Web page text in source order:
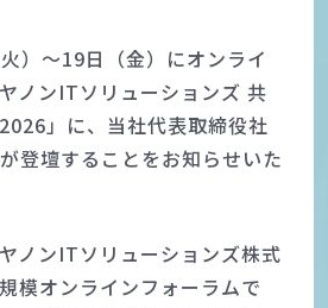
）〜19日（金）にオンライ
ノンITソリューションズ 共
」に、当社代表取締役社
登壇することをお知らせいた
ノンITソリューションズ株式
模オンラインフォーラムで